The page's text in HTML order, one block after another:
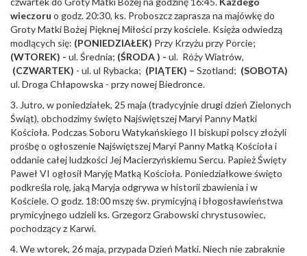
wieczoru o godz. 20:30, ks. Proboszcz zaprasza na majówkę do
Groty Matki Bożej Pięknej Miłości przy kościele. Księża odwiedzą
modlących się: (PONIEDZIAŁEK) Przy Krzyżu przy Porcie;
(WTOREK) - ul. Średnia; (ŚRODA ) - ul. Róży Wiatrów,
(CZWARTEK) - ul. ul Rybacka; (PIĄTEK) – Szotland; (SOBOTA)
ul. Droga Chłapowska - przy nowej Biedronce.
3. Jutro, w poniedziałek, 25 maja (tradycyjnie drugi dzień Zielonych
Świąt), obchodzimy święto Najświętszej Maryi Panny Matki
Kościoła. Podczas Soboru Watykańskiego II biskupi polscy złożyli
prośbę o ogłoszenie Najświętszej Maryi Panny Matką Kościoła i
oddanie całej ludzkości Jej Macierzyńskiemu Sercu. Papież Święty
Paweł VI ogłosił Maryję Matką Kościoła. Poniedziałkowe święto
podkreśla rolę, jaką Maryja odgrywa w historii zbawienia i w
Kościele. O godz. 18:00 mszę św. prymicyjną i błogosławieństwa
prymicyjnego udzieli ks. Grzegorz Grabowski chrystusowiec,
pochodzący z Karwi.
4. We wtorek, 26 maja, przypada Dzień Matki. Niech nie zabraknie